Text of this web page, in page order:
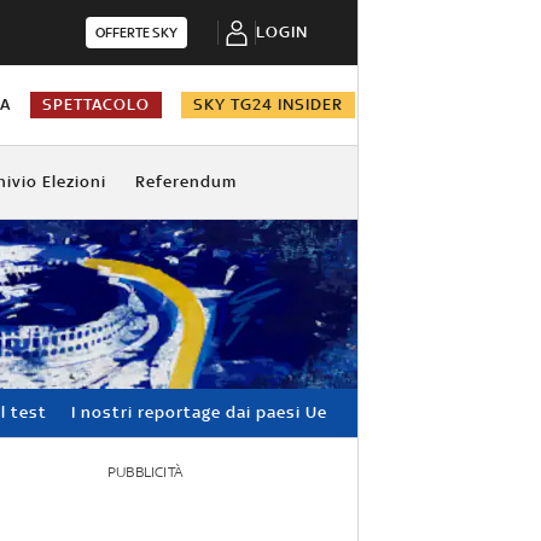
OFFERTE SKY LOGIN
SPETTACOLO SKY TG24 INSIDER
Elezioni Referendum
test I nostri reportage dai paesi Ue
PUBBLICITÀ